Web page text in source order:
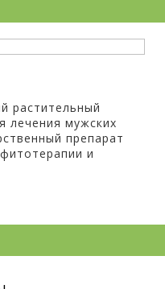
растительный
лечения мужских
препарат
и